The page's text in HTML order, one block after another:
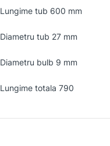
Lungime tub 600 mm
Diametru tub 27 mm
Diametru bulb 9 mm
Lungime totala 790